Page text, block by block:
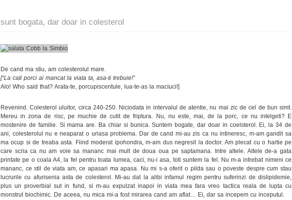
sunt bogata, dar doar in colesterol
De cand ma stiu, am colesterolul mare.
[“La cati porci ai mancat la viata ta, asa-ti trebuie!”
Alo! Who said that? Arata-te, porcupiscentule, lua-te-as la maciuci!]
Revenind. Colesterol uluitor, circa 240-250. Niciodata in intervalul de atentie, nu mai zic de cel de bun simt.
Mereu in zona de risc, pe muchie de cutit de friptura. Nu, nu este, mai, de la porc, ce nu intelgeti? E
mostenire de familie. Si mama are. Ba chiar si bunica. Suntem bogate, dar doar in coelsterol. Ei, la 34 de
ani, colesterolul nu e neaparat o uriasa problema. Dar de cand mi-au zis ca nu intineresc, m-am gandit sa
ma ocup si de treaba asta. Fiind moderat ipohondra, m-am dus negresit la doctor. Am plecat cu o hartie pe
care scria ca nu am voie sa mananc mai mult de doua oua pe saptamana. Intre altele. Altele de-a gata
printate pe o coala A4, la fel pentru toata lumea, caci, nu-i asa, toti suntem la fel. Nu m-a intrebat nimeni ce
mananc, ce stil de viata am, ce apasari ma apasa. Nu mi s-a oferit o pilda sau o poveste despre cum stau
lucrurile cu afurisenia asta de colesterol. Mi-au dat la alibi infamul regim pentru suferinzi de dislipidemie,
plus un proverbial sut in fund, si m-au expulzat inapoi in viata mea fara vreo tactica reala de lupta cu
monstrul biochimic. De aceea, nu mica mi-a fost mirarea cand am aflat… Ei, dar sa incepem cu inceputul.